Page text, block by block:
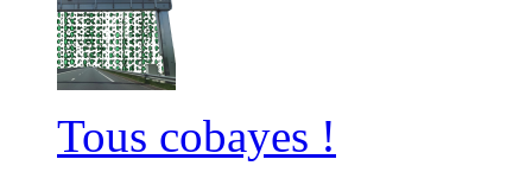
Tous cobayes !